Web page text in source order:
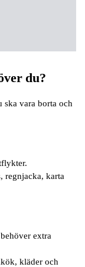
du?
ska vara borta och
regnjacka, karta
extra
kläder och